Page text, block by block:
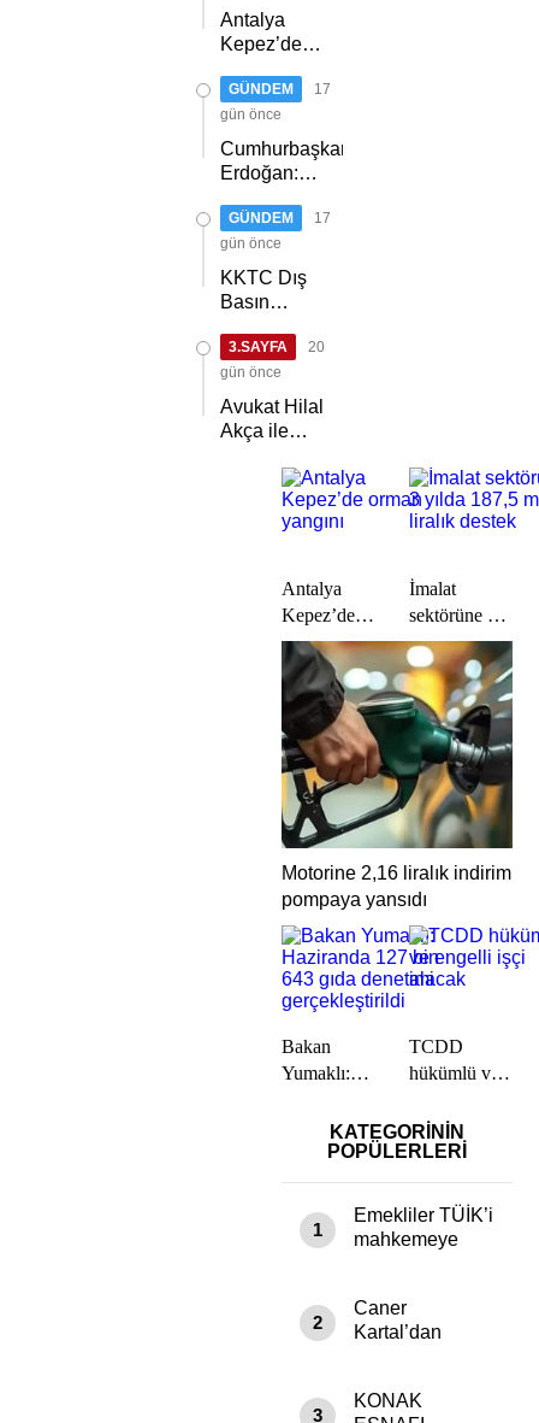
buldu
Antalya
Kepez’de
yangını
GÜNDEM
17
gün önce
Cumhurbaşkanı
Erdoğan:
halkını asla
yalnız
bırakmayacağız
GÜNDEM
17
gün önce
KKTC Dış
Basın
TİMBİR ve
TDGF
arasında İş
Birliği
protokolü
imzalandı
3.SAYFA
20
gün önce
Avukat Hilal
Akça ile
Albayrak
dünya evine
KATEGORİNİN
POPÜLERLERİ
1
Emekliler TÜİK’i
mahkemeye
2
Caner
Kartal’dan
Kritik Uyarı:
3
KONAK
Antalya
Kepez’de
orman
yangını
İmalat
sektörüne 3
yılda 187,5
milyar liralık
destek
Motorine 2,16 liralık indirim
pompaya yansıdı
Bakan
Yumaklı:
127 bin 643
gıda denetimi
gerçekleştirildi
TCDD
hükümlü ve
alacak